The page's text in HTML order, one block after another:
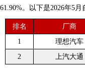
61.90%。以下是2026年5
排名 厂商
1
理想汽车
2
上汽大通